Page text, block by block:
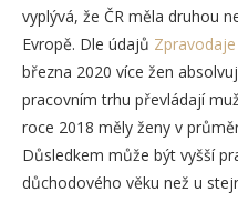
vyplývá, že ČR měla druhou
Evropě. Dle údajů
března 2020 více žen
pracovním trhu převládají
roce 2018 měly ženy v
Důsledkem může být vyšší
důchodového věku než u